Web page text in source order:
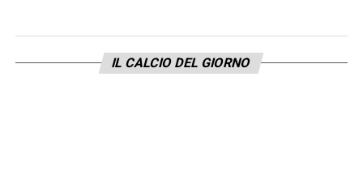
finali. Lo era già nel girone, adesso di più.
Alaba? Grandissimo campione, ha vinto
IL CALCIO DEL GIORNO